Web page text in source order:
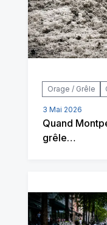
Orage / Grêle
3 Mai 2026
Quand
grêle…